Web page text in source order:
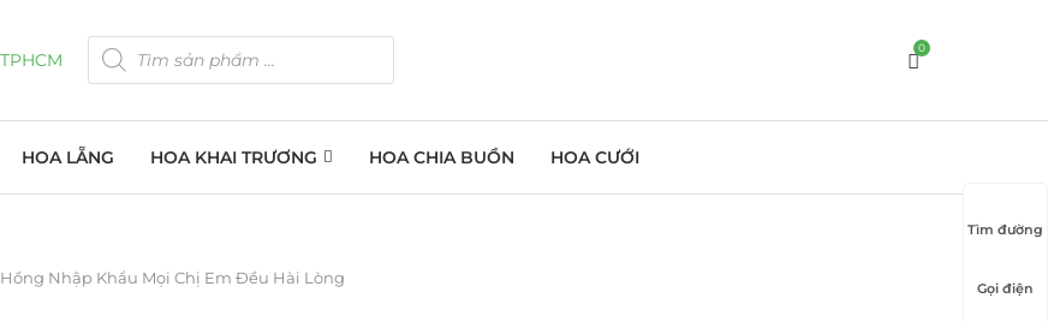
0
HOA LẴNG HOA KHAI TRƯƠNG HOA CHIA BUỒN HOA CƯỚI
Nhập Khẩu Mọi Chị Em Đều Hài Lòng
Tìm đường
Gọi điện